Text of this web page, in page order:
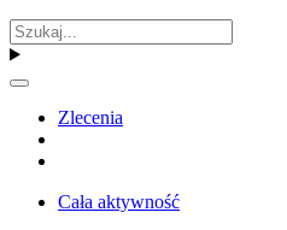
Zlecenia
Cała aktywność